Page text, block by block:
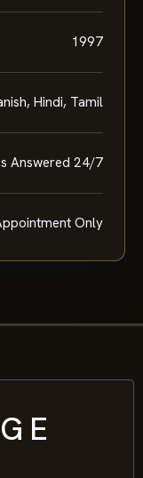
1997
Hindi, Tamil
Answered 24/7
Only